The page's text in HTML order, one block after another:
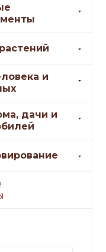
и
дачи и